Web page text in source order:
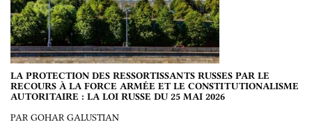
LA PROTECTION DES RESSORTISSANTS RUSSES PAR LE
RECOURS À LA FORCE ARMÉE ET LE CONSTITUTIONALISME
AUTORITAIRE : LA LOI RUSSE DU 25 MAI 2026
PAR GOHAR GALUSTIAN